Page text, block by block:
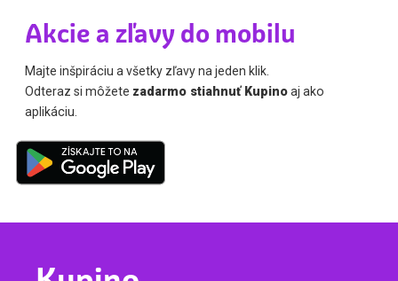
Akcie a zľavy do mobilu
Majte inšpiráciu a všetky zľavy na jeden klik.
Odteraz si môžete zadarmo stiahnuť Kupinoaj ako
aplikáciu.